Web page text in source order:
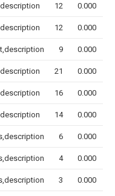
12 0.000
12 0.000
9 0.000
21 0.000
16 0.000
14 0.000
6 0.000
4 0.000
3 0.000